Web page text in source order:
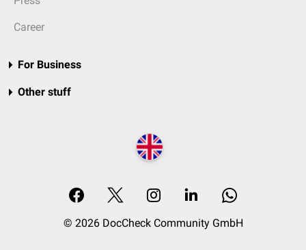
Career
For Business
Other stuff
© 2026 DocCheck Community GmbH